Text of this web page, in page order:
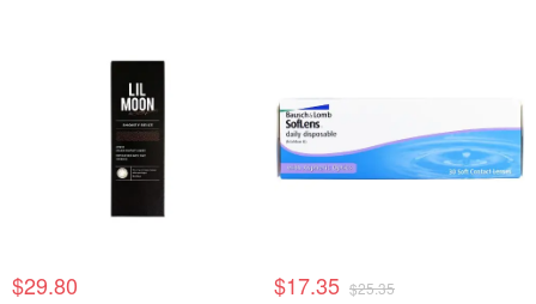
$29.80 $17.35 $25.35